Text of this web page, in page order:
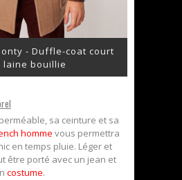
- Duffle-coat court
laine bouillie
sa ceinture et sa
homme vous permettra
en temps pluie. Léger et
être porté avec un jean et
costume.